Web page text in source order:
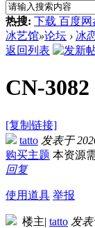
热搜: 下载 百度
冰艺馆»论坛 › 冰
返回列表
CN-
[复制链接]
tatto 发表于
购买主题 本资源
回复
使用道具 举报
楼主| tatto 发表